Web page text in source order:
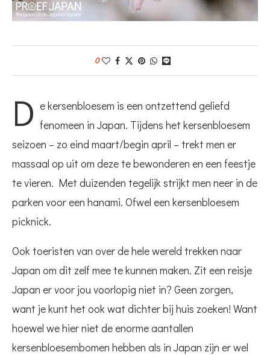
0
D e kersenbloesem is een ontzettend geliefd
fenomeen in Japan. Tijdens het kersenbloesem
seizoen – zo eind maart/begin april – trekt men er
massaal op uit om deze te bewonderen en een feestje
te vieren. Met duizenden tegelijk strijkt men neer in de
parken voor een hanami. Ofwel een kersenbloesem
picknick.
Ook toeristen van over de hele wereld trekken naar
Japan om dit zelf mee te kunnen maken. Zit een reisje
Japan er voor jou voorlopig niet in? Geen zorgen,
want je kunt het ook wat dichter bij huis zoeken! Want
hoewel we hier niet de enorme aantallen
kersenbloesembomen hebben als in Japan zijn er wel